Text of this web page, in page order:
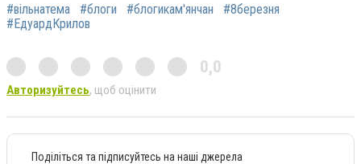
#вільнатема #блоги #блогикам'янчан
#8березня
#ЕдуардКрилов
0,0
Авторизуйтесь, щоб оцінити
Поділіться та підписуйтесь на наші джерела